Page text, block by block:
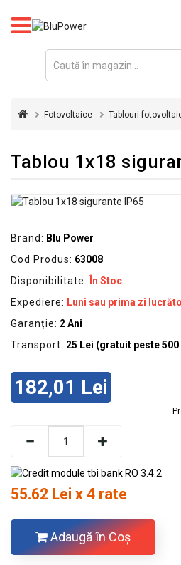
PRODUSE
FOTOVOLTAICE
UPS
STABILIZATOARE
TENSIUNE
SI
GRADINA
SCULE
ECHIPAMENTE
ECHIPAMENTE
PROTECȚIE
KITURI
Fotovoltaice Tablouri
Tablou 1x18
Brand: Blu Power
Cod Produs: 63008
Disponibilitate:
În Stoc
Expediere: Luni sau prima zi
Garanție: 2 Ani
Transport: 25 Lei (gratuit peste 500
182,01 Lei
55.62 Lei x 4 rate
Adaugă în Coş